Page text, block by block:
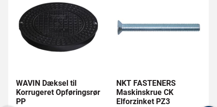
WAVIN Dæksel til
Korrugeret Opføringsrør
PP
NKT FASTENERS
Maskinskrue CK
Elforzinket PZ3